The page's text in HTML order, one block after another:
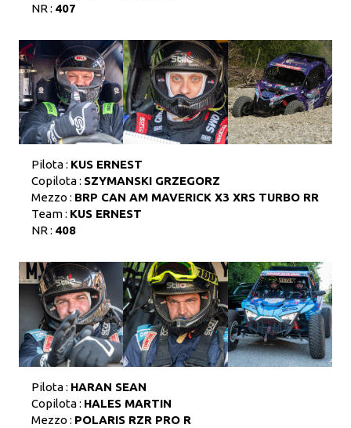
NR : 407
Pilota : KUS ERNEST
Copilota : SZYMANSKI GRZEGORZ
Mezzo : BRP CAN AM MAVERICK X3 XRS TURBO RR
Team : KUS ERNEST
NR : 408
Pilota : HARAN SEAN
Copilota : HALES MARTIN
Mezzo : POLARIS RZR PRO R